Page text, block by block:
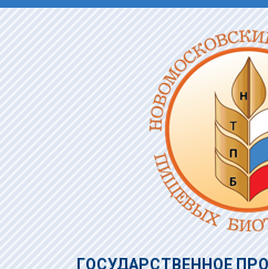
ГОСУДАРСТВЕННОЕ